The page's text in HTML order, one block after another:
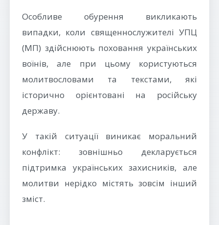
Особливе обурення викликають
випадки, коли священнослужителі УПЦ
(МП) здійснюють поховання українських
воїнів, але при цьому користуються
молитвословами та текстами, які
історично орієнтовані на російську
державу.
У такій ситуації виникає моральний
конфлікт: зовнішньо декларується
підтримка українських захисників, але
молитви нерідко містять зовсім інший
зміст.